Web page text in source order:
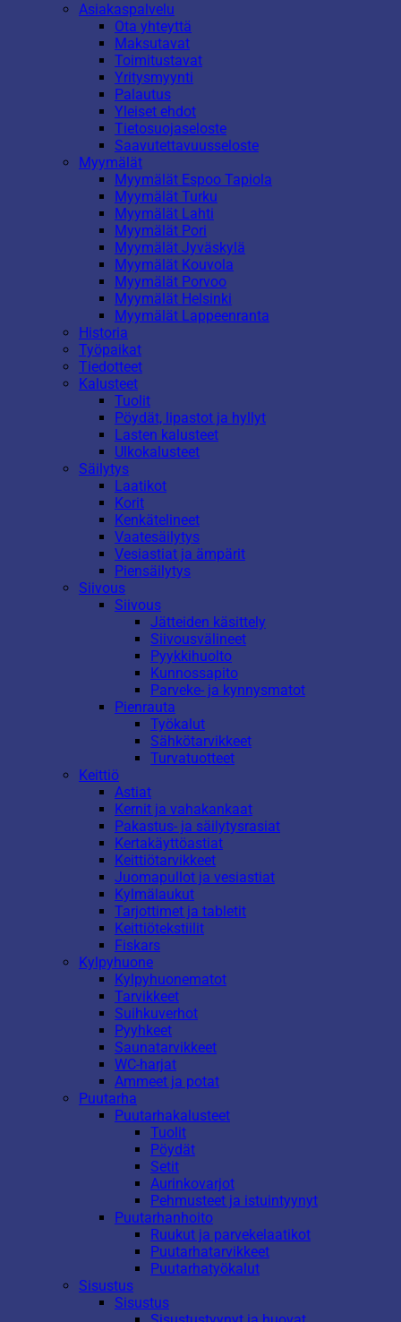
Asiakaspalvelu
Ota yhteyttä
Maksutavat
Toimitustavat
Yritysmyynti
Palautus
Yleiset ehdot
Tietosuojaseloste
Saavutettavuusseloste
Myymälät
Myymälät Espoo Tapiola
Myymälät Turku
Myymälät Lahti
Myymälät Pori
Myymälät Jyväskylä
Myymälät Kouvola
Myymälät Porvoo
Myymälät Helsinki
Myymälät Lappeenranta
Historia
Työpaikat
Tiedotteet
Kalusteet
Tuolit
Pöydät, lipastot ja hyllyt
Lasten kalusteet
Ulkokalusteet
Säilytys
Laatikot
Korit
Kenkätelineet
Vaatesäilytys
Vesiastiat ja ämpärit
Piensäilytys
Siivous
Siivous
Jätteiden käsittely
Siivousvälineet
Pyykkihuolto
Kunnossapito
Parveke- ja kynnysmatot
Pienrauta
Työkalut
Sähkötarvikkeet
Turvatuotteet
Keittiö
Astiat
Kernit ja vahakankaat
Pakastus- ja säilytysrasiat
Kertakäyttöastiat
Keittiötarvikkeet
Juomapullot ja vesiastiat
Kylmälaukut
Tarjottimet ja tabletit
Keittiötekstiilit
Fiskars
Kylpyhuone
Kylpyhuonematot
Tarvikkeet
Suihkuverhot
Pyyhkeet
Saunatarvikkeet
WC-harjat
Ammeet ja potat
Puutarha
Puutarhakalusteet
Tuolit
Pöydät
Setit
Aurinkovarjot
Pehmusteet ja istuintyynyt
Puutarhanhoito
Ruukut ja parvekelaatikot
Puutarhatarvikkeet
Puutarhatyökalut
Sisustus
Sisustus